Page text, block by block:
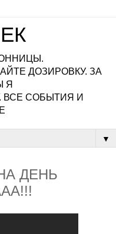
ДОЗИРОВКУ. ЗА
Я
ВСЕ СОБЫТИЯ И
▼
ДЕНЬ